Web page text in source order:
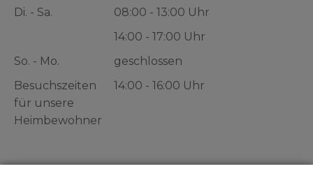
Di. - Sa.
08:00 - 13:00 Uhr
14:00 - 17:00 Uhr
So. - Mo.
geschlossen
Besuchszeiten
für unsere
Heimbewohner
14:00 - 16:00 Uhr